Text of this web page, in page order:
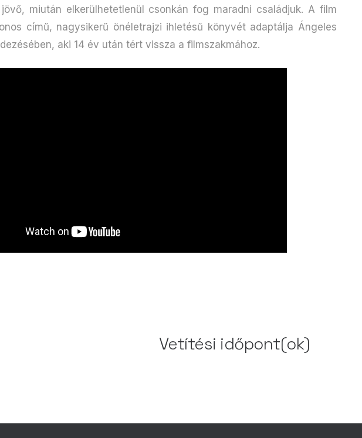
miután elkerülhetetlenül csonkán fog maradni családjuk. A film
című, nagysikerű önéletrajzi ihletésű könyvét adaptálja Ángeles
aki 14 év után tért vissza a filmszakmához.
Vetítési időpont(ok)